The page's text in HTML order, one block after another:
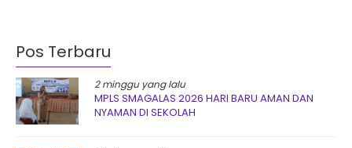
Pos Terbaru
2 minggu yang lalu
MPLS SMAGALAS 2026 HARI BARU AMAN DAN
NYAMAN DI SEKOLAH